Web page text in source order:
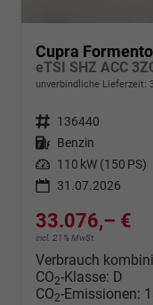
Cupra
eTSI SHZ ACC
unverbindliche Lieferzeit:
Fahrzeugnr. 136440
Kraftstoff Benzin
Leistung 110 kW (150 PS)
31.07.2026
33.076,– €
incl. 21% MwSt.
Verbrauch
CO2-Klasse: D
CO2-Emissionen: